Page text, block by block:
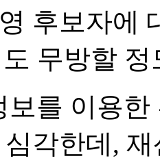
후보자에
무방할
보를 이용
각한데,